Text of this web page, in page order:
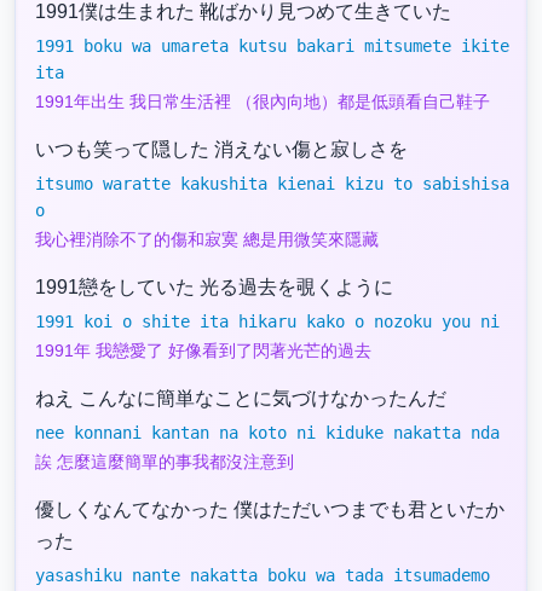
1991僕は生まれた 靴ばかり見つめて生きていた
1991 boku wa umareta kutsu bakari mitsumete ikite
ita
1991年出生 我日常生活裡 （很內向地）都是低頭看自己鞋子
いつも笑って隠した 消えない傷と寂しさを
itsumo waratte kakushita kienai kizu to sabishisa
o
我心裡消除不了的傷和寂寞 總是用微笑來隱藏
1991戀をしていた 光る過去を覗くように
1991 koi o shite ita hikaru kako o nozoku you ni
1991年 我戀愛了 好像看到了閃著光芒的過去
ねえ こんなに簡単なことに気づけなかったんだ
nee konnani kantan na koto ni kiduke nakatta nda
誒 怎麼這麼簡單的事我都沒注意到
優しくなんてなかった 僕はただいつまでも君といたか
った
yasashiku nante nakatta boku wa tada itsumademo